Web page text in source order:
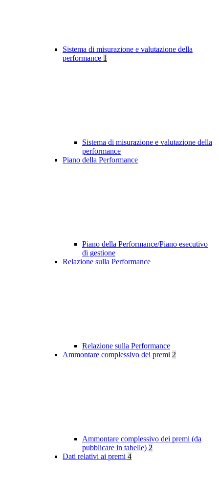
Sistema di misurazione e valutazione della
performance 1
Sistema di misurazione e valutazione della
performance
Piano della Performance
Piano della Performance/Piano esecutivo
di gestione
Relazione sulla Performance
Relazione sulla Performance
Ammontare complessivo dei premi 2
Ammontare complessivo dei premi (da
pubblicare in tabelle) 2
Dati relativi ai premi 4